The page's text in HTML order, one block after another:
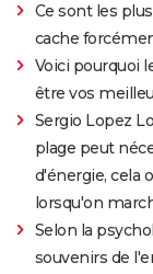
Ce sont les
cache
Voici pourquoi
être vos
Sergio Lopez
plage peut
d'énergie, cela
lorsqu'on
Selon la
souvenirs de